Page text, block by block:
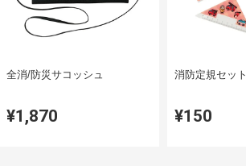
全消/防災サコッシュ
¥1,870
消防定規セット
¥150